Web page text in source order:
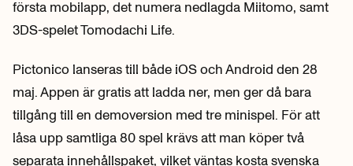
första mobilapp, det numera nedlagda Miitomo, samt
3DS-spelet Tomodachi Life.
Pictonico lanseras till både iOS och Android den 28
maj. Appen är gratis att ladda ner, men ger då bara
tillgång till en demoversion med tre minispel. För att
låsa upp samtliga 80 spel krävs att man köper två
separata innehållspaket, vilket väntas kosta svenska